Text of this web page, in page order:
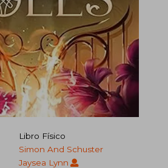
Libro Físico
Simon And Schuster
Jaysea Lynn